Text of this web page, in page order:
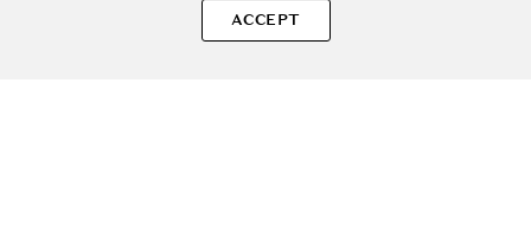
Green Tea Cleansing Balm - balsam de curatare formulat cu
ceai verde, care contribuie la indepartarea machiajului
ACCEPT